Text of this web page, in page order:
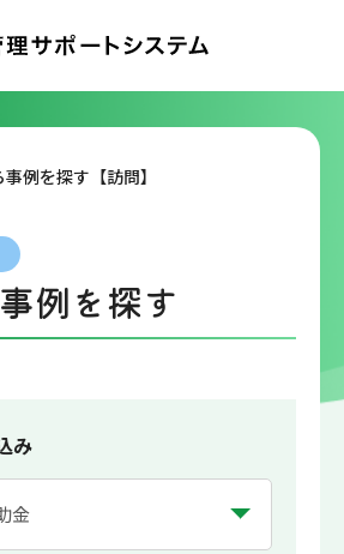
例を探す【訪問】
例を探す
み